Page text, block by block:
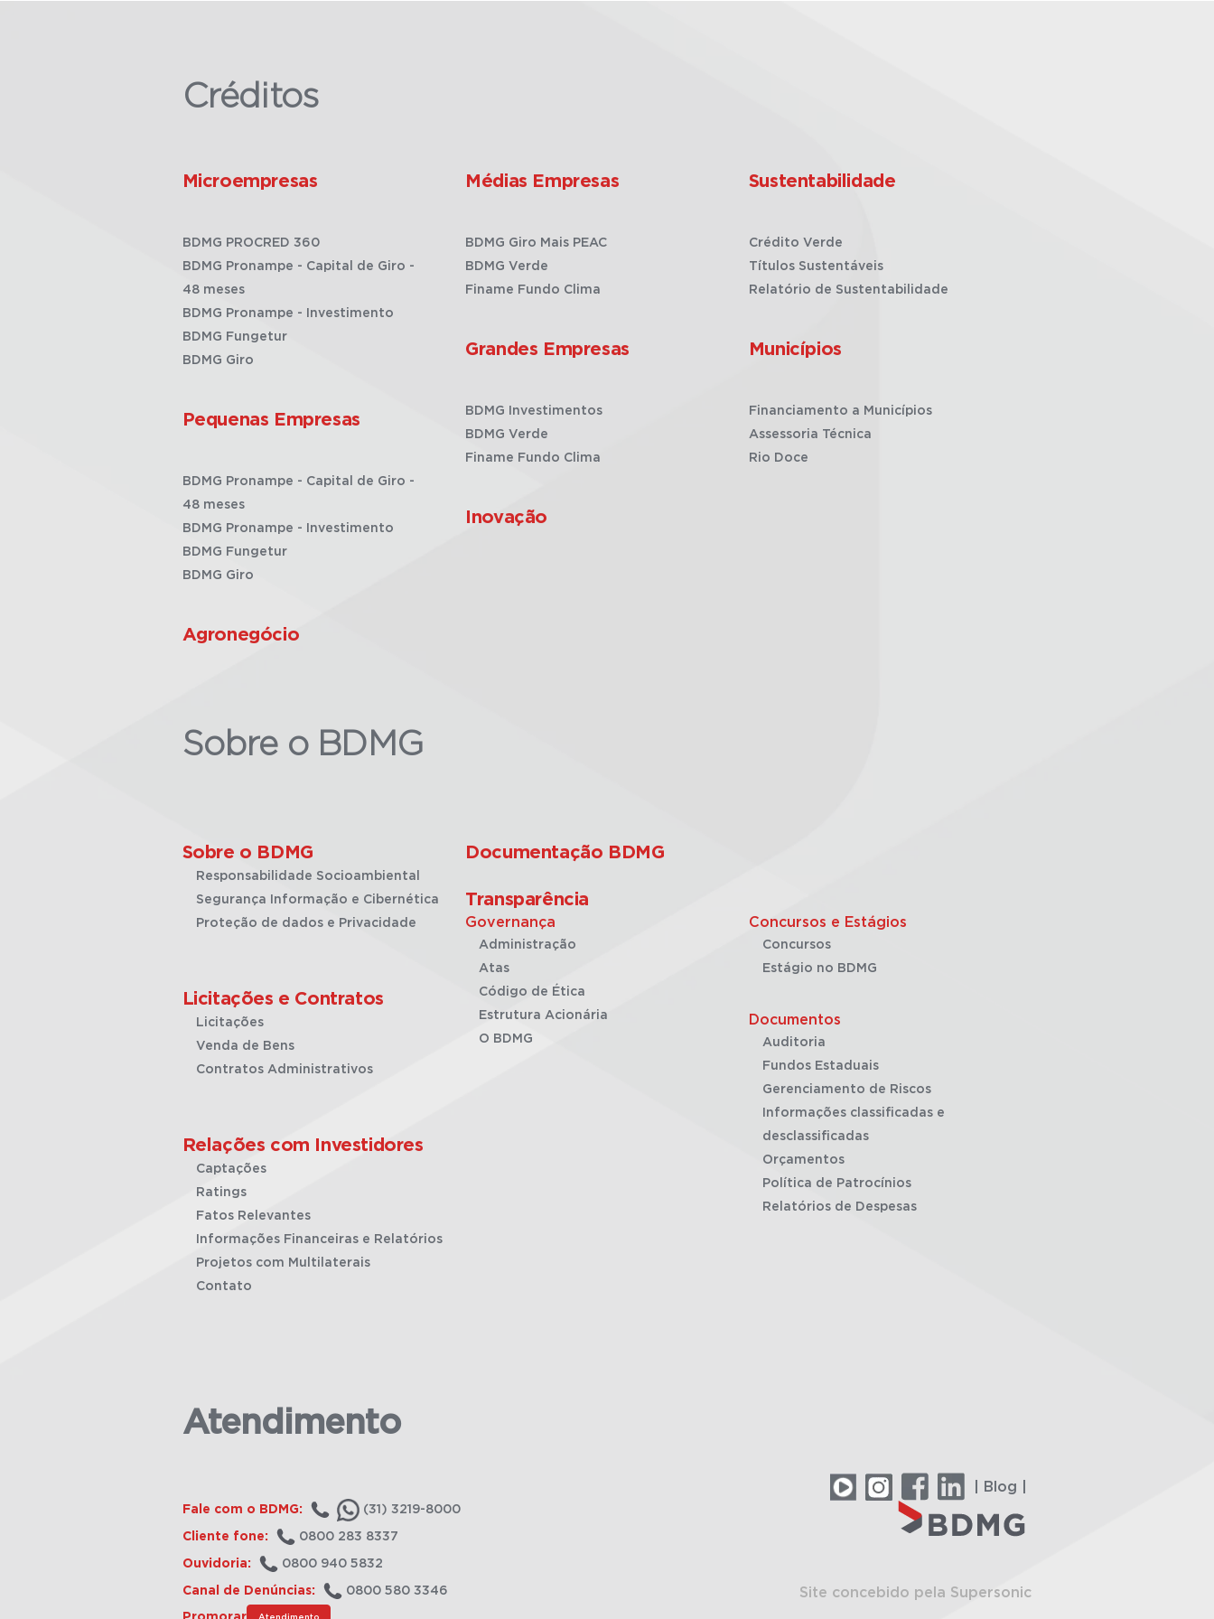
Créditos
Microempresas
BDMG PROCRED 360
BDMG Pronampe - Capital de Giro -
48 meses
BDMG Pronampe - Investimento
BDMG Fungetur
BDMG Giro
Pequenas Empresas
BDMG Pronampe - Capital de Giro -
48 meses
BDMG Pronampe - Investimento
BDMG Fungetur
BDMG Giro
Agronegócio
Médias Empresas
BDMG Giro Mais PEAC
BDMG Verde
Finame Fundo Clima
Grandes Empresas
BDMG Investimentos
BDMG Verde
Finame Fundo Clima
Inovação
Sustentabilidade
Crédito Verde
Títulos Sustentáveis
Relatório de Sustentabilidade
Municípios
Financiamento a Municípios
Assessoria Técnica
Rio Doce
Sobre o BDMG
Sobre o BDMG
Responsabilidade Socioambiental
Segurança Informação e Cibernética
Proteção de dados e Privacidade
Licitações e Contratos
Licitações
Venda de Bens
Contratos Administrativos
Relações com Investidores
Captações
Ratings
Fatos Relevantes
Informações Financeiras e Relatórios
Projetos com Multilaterais
Contato
Documentação BDMG
Transparência
Governança
Administração
Atas
Código de Ética
Estrutura Acionária
O BDMG
Concursos e Estágios
Concursos
Estágio no BDMG
Documentos
Auditoria
Fundos Estaduais
Gerenciamento de Riscos
Informações classificadas e
desclassificadas
Orçamentos
Política de Patrocínios
Relatórios de Despesas
Atendimento
Fale com o BDMG: (31) 3219-8000
Cliente fone: 0800 283 8337
Ouvidoria: 0800 940 5832
Canal de Denúncias: 0800 580 3346
Atendimento
| Blog |
Site concebido pela Supersonic